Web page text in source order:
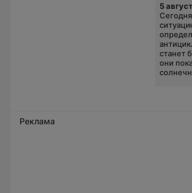
5
станет
они
Реклама